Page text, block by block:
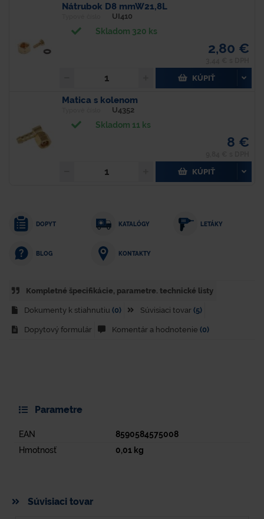
Nátrubok D8 mmW21,8L
UI410
Skladom 320 ks
2,80 €
KÚPIŤ
Matica s kolenom
U4352
Skladom 11 ks
8 €
KÚPIŤ
DOPYT KATALÓGY LETÁKY
BLOG KONTAKTY
Kompletné špecifikácie, parametre. technické listy
Dokumenty k stiahnutiu (0) Súvisiaci tovar (5)
Dopytový formulár Komentár a hodnotenie (0)
Parametre
EAN
8590584575008
Hmotnosť
0,01kg
Súvisiaci tovar